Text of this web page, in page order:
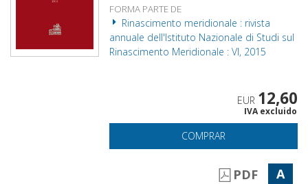
FORMA PARTE DE
Rinascimento meridionale : rivista
annuale dell'Istituto Nazionale di Studi sul
Rinascimento Meridionale : VI, 2015
EUR 12,60
IVA excluido
COMPRAR
PDF A